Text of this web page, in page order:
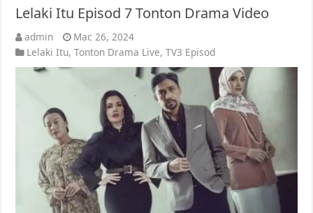
Lelaki Itu Episod 7 Tonton Drama Video
admin
Mac 26, 2024
Lelaki Itu,Tonton Drama Live,TV3 Episod